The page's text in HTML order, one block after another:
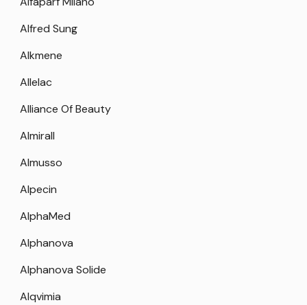
Alfred Sung
Alkmene
Allelac
Alliance Of Beauty
Almirall
Almusso
Alpecin
AlphaMed
Alphanova
Alphanova Solide
Alqvimia